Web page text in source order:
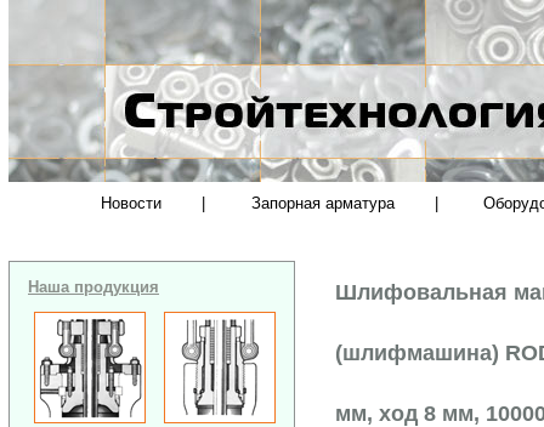
Новости Запорная арматура
Наша продукция Шлифовальная
(шлифмашина)
мм, ход 8 мм,